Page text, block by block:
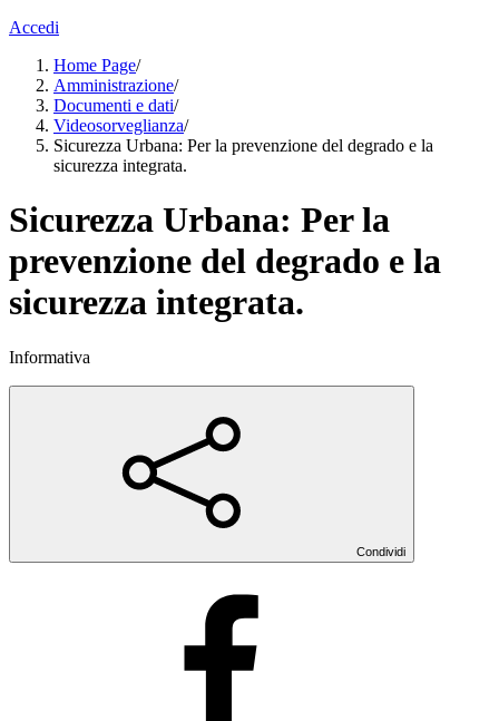
Accedi
Home Page/
Amministrazione/
Documenti e dati/
Videosorveglianza/
Sicurezza Urbana: Per la prevenzione del degrado e la
sicurezza integrata.
Sicurezza Urbana: Per la
prevenzione del degrado e la
sicurezza integrata.
Informativa
Condividi